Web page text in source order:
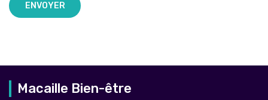
Macaille Bien-être